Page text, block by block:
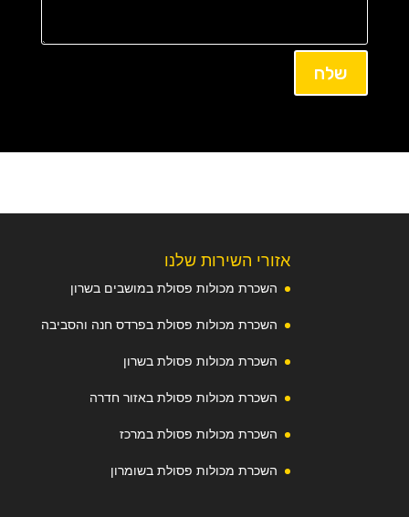
שלח
אזורי השירות שלנו
השכרת מכולות פסולת במושבים בשרון
השכרת מכולות פסולת בפרדס חנה והסביבה
השכרת מכולות פסולת בשרון
השכרת מכולות פסולת באזור חדרה
השכרת מכולות פסולת במרכז
השכרת מכולות פסולת בשומרון